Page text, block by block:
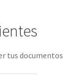
tus documentos